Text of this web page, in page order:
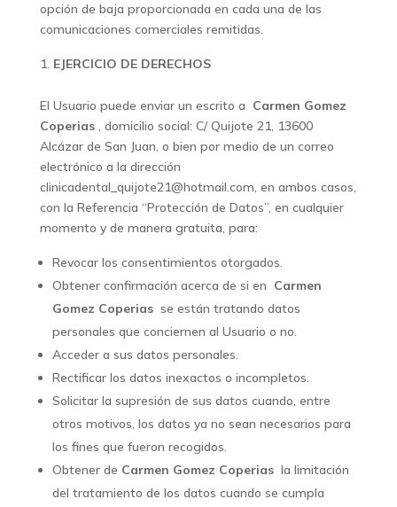
opción de baja proporcionada en cada una de las
comunicaciones comerciales remitidas.
EJERCICIO DE DERECHOS
El Usuario puede enviar un escrito a Carmen Gomez
Coperias, domicilio social: C/ Quijote 21, 13600
Alcázar de San Juan, o bien por medio de un correo
electrónico a la dirección
clinicadental_quijote21@hotmail.com, en ambos casos,
con la Referencia “Protección de Datos”, en cualquier
momento y de manera gratuita, para:
Revocar los consentimientos otorgados.
Obtener confirmación acerca de si en Carmen
Gomez Coperiasse están tratando datos
personales que conciernen al Usuario o no.
Acceder a sus datos personales.
Rectificar los datos inexactos o incompletos.
Solicitar la supresión de sus datos cuando, entre
otros motivos, los datos ya no sean necesarios para
los fines que fueron recogidos.
Obtener de Carmen Gomez Coperiasla limitación
del tratamiento de los datos cuando se cumpla